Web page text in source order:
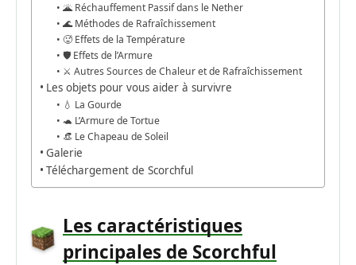
🌋 Réchauffement Passif dans le Nether
🌊 Méthodes de Rafraîchissement
🥵 Effets de la Température
🛡️ Effets de l’Armure
⚔️ Autres Sources de Chaleur et de Rafraîchissement
Les objets pour vous aider à survivre
💧 La Gourde
🐢 L’Armure de Tortue
👒 Le Chapeau de Soleil
Galerie
Téléchargement de Scorchful
Les caractéristiques
principales de Scorchful